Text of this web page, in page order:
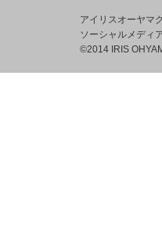
アイリスオーヤマ
ソーシャルメディ
©2014 IRIS